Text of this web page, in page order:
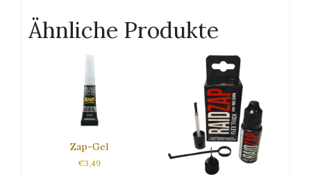
Ähnliche Produkte
Zap-Gel
€3,49